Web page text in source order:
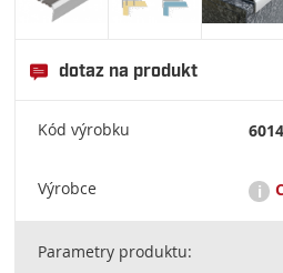
dotaz na produkt
Kód výrobku
Výrobce i
CEZAR: Przedsiębiorstwo
Parametry produktu: